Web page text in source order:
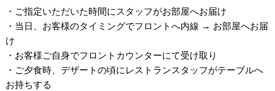
・ご指定いただいた時間にスタッフがお部屋へお届け
・当日、お客様のタイミングでフロントへ内線 → お部屋へお届
け
・お客様ご自身でフロントカウンターにて受け取り
・ご夕食時、デザートの頃にレストランスタッフがテーブルへ
お持ちする